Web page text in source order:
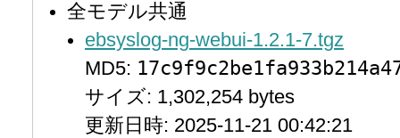
全モデル共通
ebsyslog-ng-webui-1.2.1-7.tgz
MD5:
サイズ: 1,302,254 bytes
更新日時: 2025-11-21 00:42:21